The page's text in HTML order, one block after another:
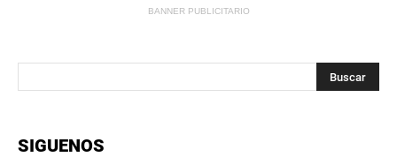
BANNER PUBLICITARIO
SIGUENOS